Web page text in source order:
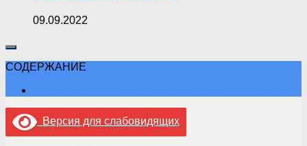
09.09.2022
СОДЕРЖАНИЕ
Версия для слабовидящих